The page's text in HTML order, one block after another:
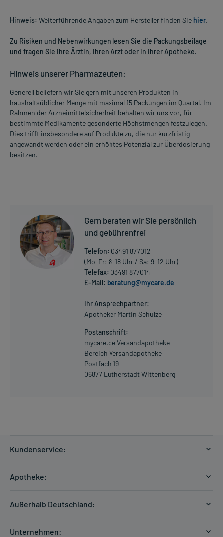
Hinweis: Weiterführende Angaben zum Hersteller finden Sie hier.
Zu Risiken und Nebenwirkungen lesen Sie die Packungsbeilage
und fragen Sie Ihre Ärztin, Ihren Arzt oder in Ihrer Apotheke.
Hinweis unserer Pharmazeuten:
Generell beliefern wir Sie gern mit unseren Produkten in
haushaltsüblicher Menge mit maximal 15 Packungen im Quartal. Im
Rahmen der Arzneimittelsicherheit behalten wir uns vor, für
bestimmte Medikamente gesonderte Höchstmengen festzulegen.
Dies trifft insbesondere auf Produkte zu, die nur kurzfristig
angewandt werden oder ein erhöhtes Potenzial zur Überdosierung
besitzen.
Gern beraten wir Sie persönlich
und gebührenfrei
Telefon: 03491 877012
(Mo-Fr: 8-18 Uhr / Sa: 9-12 Uhr)
Telefax: 03491 877014
E-Mail: beratung@mycare.de
Ihr Ansprechpartner:
Apotheker Martin Schulze
Postanschrift:
mycare.de Versandapotheke
Bereich Versandapotheke
Postfach 19
06877 Lutherstadt Wittenberg
Kundenservice:
Zahlungsarten
Hilfe
Apotheke:
Außerhalb Deutschland:
Unternehmen: